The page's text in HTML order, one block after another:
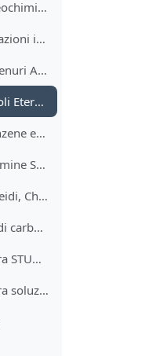
6 Esercizi in classe Stereochimica STUDENTI
7-8 Esercizi in classe Reazioni in Chimica Organica e Reazioni Alcheni STUDENTI
9 Esercizi in classe Alogenuri Alchilici STUDENTI
10 Esercizi in classe Alcoli Etere e Tioli STUDENTI
11 Esercizi in classe Benzene ed Aromatici STUDENTI
12 Esercizi in classe Ammine STUDENTI
13 Esercizi in classe Aldeidi, Chetoni e tautomeria STUDENTI
14 Esercizi in classe Acidi carbossilici STUDENTI
15 Esercizi in classe extra STUDENTI
15 Esercizi in classe extra soluzioni